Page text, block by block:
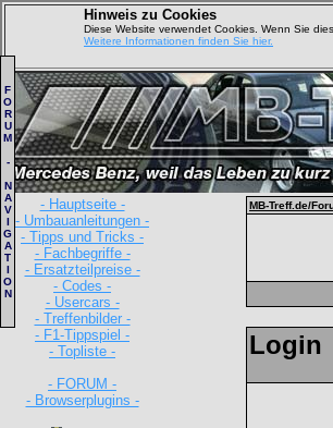
Hinweis zu Cookies
Diese Website verwendet Cookies. Wenn Sie
Weitere Informationen finden Sie hier.
- Hauptseite -
- Umbauanleitungen -
- Tipps und Tricks -
- Fachbegriffe -
- Ersatzteilpreise -
- Codes -
- Usercars -
- Treffenbilder -
- F1-Tippspiel -
- Topliste -
- FORUM -
- Browserplugins -
F
O
R
U
M
-
N
A
V
I
G
A
T
I
O
N
MB-Treff.de/
Login